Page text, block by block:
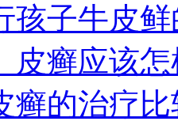
孩子牛皮
皮癣应该
癣的治疗